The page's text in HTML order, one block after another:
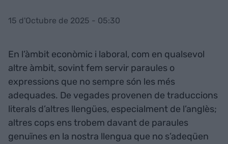
15 d'Octubre de 2025 - 05:30
En l’àmbit econòmic i laboral, com en qualsevol
altre àmbit, sovint fem servir paraules o
expressions que no sempre són les més
adequades. De vegades provenen de traduccions
literals d’altres llengües, especialment de l’anglès;
altres cops ens trobem davant de paraules
genuïnes en la nostra llengua que no s’adeqüen